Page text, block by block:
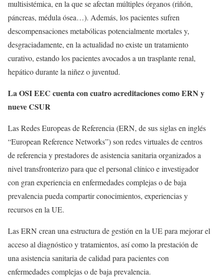
multisistémica, en la que se afectan múltiples órganos (riñón,
páncreas, médula ósea…). Además, los pacientes sufren
descompensaciones metabólicas potencialmente mortales y,
desgraciadamente, en la actualidad no existe un tratamiento
curativo, estando los pacientes avocados a un trasplante renal,
hepático durante la niñez o juventud.
La OSI EEC cuenta con cuatro acreditaciones como ERN y
nueve CSUR
Las Redes Europeas de Referencia (ERN, de sus siglas en inglés
“European Reference Networks”) son redes virtuales de centros
de referencia y prestadores de asistencia sanitaria organizados a
nivel transfronterizo para que el personal clínico e investigador
con gran experiencia en enfermedades complejas o de baja
prevalencia pueda compartir conocimientos, experiencias y
recursos en la UE.
Las ERN crean una estructura de gestión en la UE para mejorar el
acceso al diagnóstico y tratamientos, así como la prestación de
una asistencia sanitaria de calidad para pacientes con
enfermedades complejas o de baja prevalencia.